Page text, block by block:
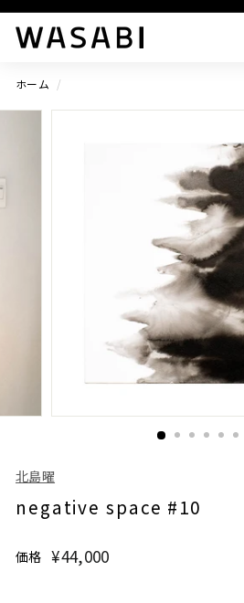
すべての作品を
W
S
A
ホーム /
北島曜
negative space #10
価格
通
¥44,000